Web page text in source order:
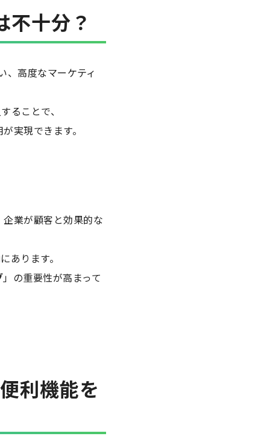
十分？
、高度なマーケティ
ることで、
実現できます。
業が顧客と効果的な
あります。
」の重要性が高まって
利機能を